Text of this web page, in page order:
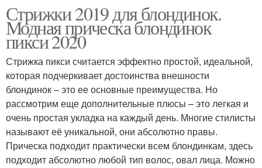
Стрижки 2019 для блондинок.
Модная прическа блондинок
пикси 2020
Стрижка пикси считается эффектно простой, идеальной,
которая подчеркивает достоинства внешности
блондинок – это ее основные преимущества. Но
рассмотрим еще дополнительные плюсы – это легкая и
очень простая укладка на каждый день. Многие стилисты
называют её уникальной, они абсолютно правы.
Прическа подходит практически всем блондинкам, здесь
подходит абсолютно любой тип волос, овал лица. Можно